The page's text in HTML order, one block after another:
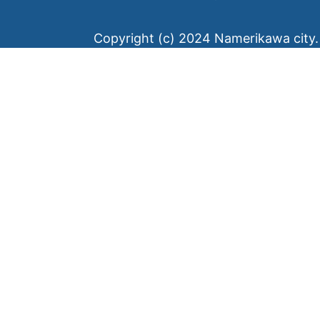
Copyright (c) 2024 Namerikawa